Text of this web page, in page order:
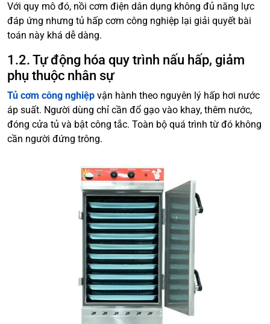
Với quy mô đó, nồi cơm điện dân dụng không đủ năng lực
đáp ứng nhưng tủ hấp cơm công nghiệp lại giải quyết bài
toán này khá dễ dàng.
1.2. Tự động hóa quy trình nấu hấp, giảm
phụ thuộc nhân sự
Tủ cơm công nghiệp vận hành theo nguyên lý hấp hơi nước
áp suất. Người dùng chỉ cần đổ gạo vào khay, thêm nước,
đóng cửa tủ và bật công tắc. Toàn bộ quá trình từ đó không
cần người đứng trông.